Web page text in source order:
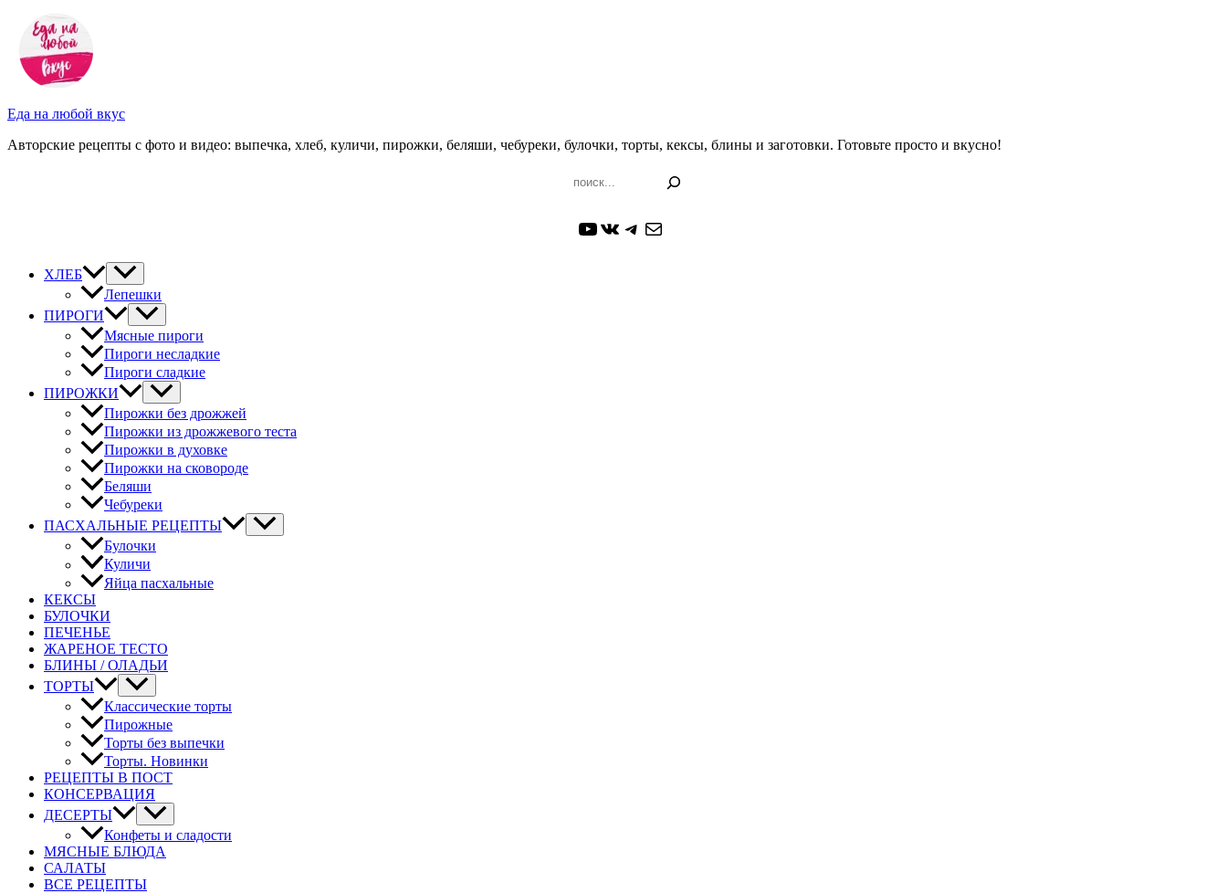
Перейти
содержимому
Еда на любой вкус
Авторские рецепты с фото и видео: выпечка, хлеб, куличи, пирожки, беляши, чебуреки, булочки, торты, кексы, блины и заготовки. Готовьте просто и вкусно!
YouTube
ВКонтакте
Telegram
Почта
ХЛЕБ
Лепешки
ПИРОГИ
Мясные пироги
Пироги несладкие
Пироги сладкие
ПИРОЖКИ
Пирожки без дрожжей
Пирожки из дрожжевого теста
Пирожки в духовке
Пирожки на сковороде
Беляши
Чебуреки
ПАСХАЛЬНЫЕ РЕЦЕПТЫ
Булочки
Куличи
Яйца пасхальные
КЕКСЫ
БУЛОЧКИ
ПЕЧЕНЬЕ
ЖАРЕНОЕ ТЕСТО
БЛИНЫ / ОЛАДЬИ
ТОРТЫ
Классические торты
Пирожные
Торты без выпечки
Торты. Новинки
РЕЦЕПТЫ В ПОСТ
КОНСЕРВАЦИЯ
ДЕСЕРТЫ
Конфеты и сладости
МЯСНЫЕ БЛЮДА
САЛАТЫ
ВСЕ РЕЦЕПТЫ